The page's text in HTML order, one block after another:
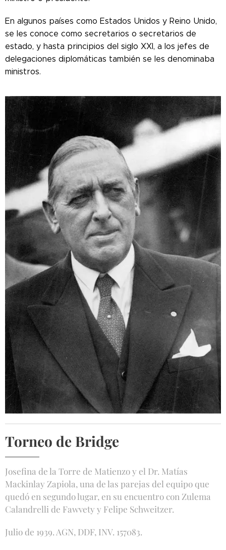
En algunos países como Estados Unidos y Reino Unido,
se les conoce como secretarios o secretarios de
estado, y hasta principios del siglo XXI, a los jefes de
delegaciones diplomáticas también se les denominaba
ministros.
Torneo de Bridge
Josefina de la Torre de Matienzo y el Dr. Matías
Mackinlay Zapiola, una de las parejas del equipo que
quedó en segundo lugar, en su encuentro con Zulema
Calandrelli de Fawvety y Felipe Schweitzer.
Julio de 1939. AGN, DDF, INV. 157083.